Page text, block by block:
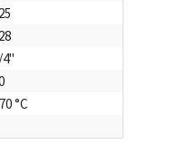
°C